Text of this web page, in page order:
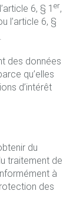
6, § 1 er,
l’article 6, §
des données
qu’elles
d’intérêt
du
traitement de
à
des